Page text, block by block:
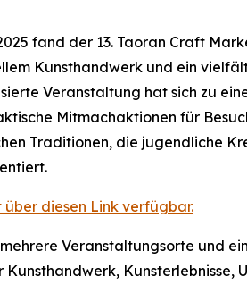
fand der 13. Taoran Craft
Kunsthandwerk und ein
Veranstaltung hat sich zu
Mitmachaktionen für
Traditionen, die jugendliche
diesen Link verfügbar.
Veranstaltungsorte und
Kunsterlebnisse,